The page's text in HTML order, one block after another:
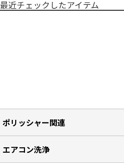
最近チェックしたアイテム
ポリッシャー関連
エアコン洗浄